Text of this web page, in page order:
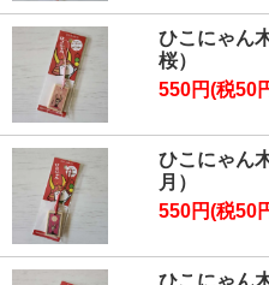
ひこにゃん
桜）
550円(税50
ひこにゃん
月）
550円(税50
ひこにゃん